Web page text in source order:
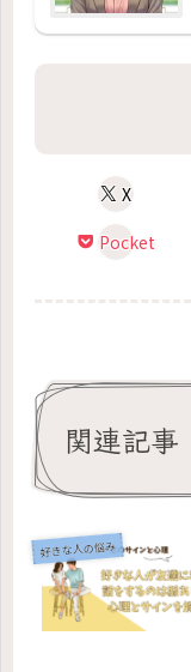
X
Pocket
関連記事
好きな人の悩み